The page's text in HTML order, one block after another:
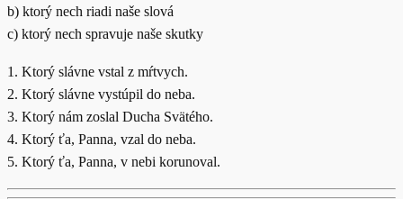
b) ktorý nech riadi naše slová
c) ktorý nech spravuje naše skutky
1. Ktorý slávne vstal z mŕtvych.
2. Ktorý slávne vystúpil do neba.
3. Ktorý nám zoslal Ducha Svätého.
4. Ktorý ťa, Panna, vzal do neba.
5. Ktorý ťa, Panna, v nebi korunoval.